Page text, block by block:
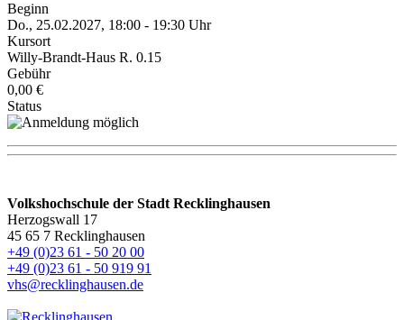
Beginn
Do., 25.02.2027, 18:00 - 19:30 Uhr
Kursort
Willy-Brandt-Haus R. 0.15
Gebühr
0,00 €
Status
Volkshochschule der Stadt Recklinghausen
Herzogswall 17
45 65 7 Recklinghausen
+49 (0)23 61 - 50 20 00
+49 (0)23 61 - 50 919 91
vhs@recklinghausen.de